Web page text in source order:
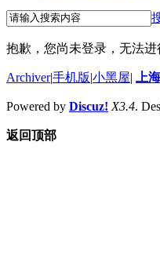
抱歉，您尚未登录，无法进
Archiver|手机版|小黑屋| 上
Powered by Discuz! X3.4.
返回顶部